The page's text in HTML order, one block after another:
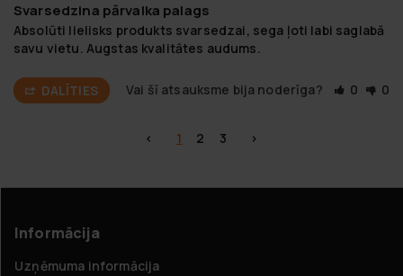
Svarsedzina pārvalka palags
Absolūti lielisks produkts svarsedzai, sega ļoti labi saglabā
savu vietu. Augstas kvalitātes audums.
DALĪTIES Vai šī atsauksme bija noderīga? 0 0
< 1 2 3 >
Informācija
Uzņēmuma informācija